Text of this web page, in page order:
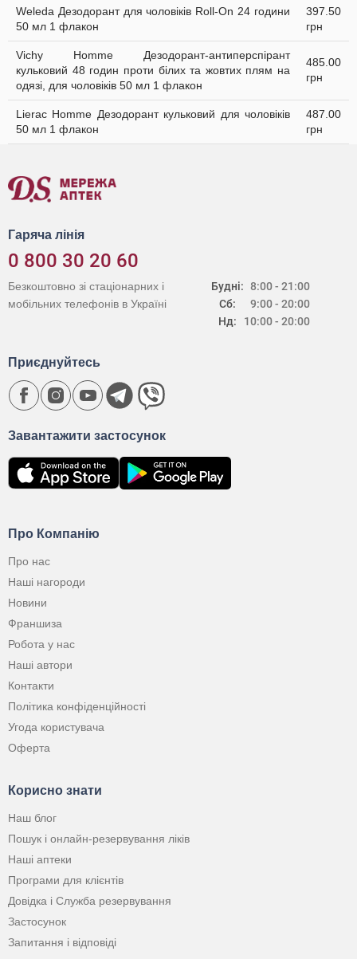
Weleda Дезодорант для чоловіків Roll-On 24 години
50 мл 1 флакон
397.50
грн
Vichy Homme Дезодорант-антиперспірант
кульковий 48 годин проти білих та жовтих плям на
одязі, для чоловіків 50 мл 1 флакон
485.00
грн
Lierac Homme Дезодорант кульковий для чоловіків
50 мл 1 флакон
487.00
грн
Гаряча лінія
0 800 30 20 60
Будні:
Сб:
Нд:
8:00 - 21:00
9:00 - 20:00
10:00 - 20:00
Безкоштовно зі стаціонарних і
мобільних телефонів в Україні
Про Компанію
Про нас
Наші нагороди
Новини
Франшиза
Робота у нас
Наші автори
Контакти
Політика конфіденційності
Угода користувача
Оферта
Корисно знати
Наш блог
Пошук і онлайн-резервування ліків
Наші аптеки
Програми для клієнтів
Довідка і Служба резервування
Застосунок
Запитання і відповіді
Завантажити застосунок
Приєднуйтесь